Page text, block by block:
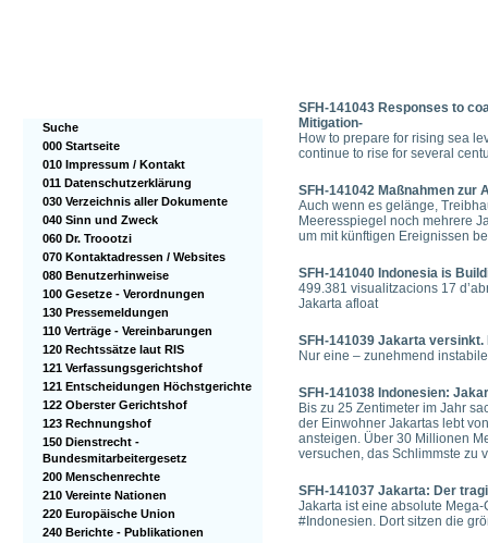
Suche
000 Startseite
010 Impressum / Kontakt
011 Datenschutzerklärung
030 Verzeichnis aller Dokumente
040 Sinn und Zweck
060 Dr. Troootzi
070 Kontaktadressen / Websites
080 Benutzerhinweise
100 Gesetze - Verordnungen
130 Pressemeldungen
110 Verträge - Vereinbarungen
120 Rechtssätze laut RIS
121 Verfassungsgerichtshof
121 Entscheidungen Höchstgerichte
122 Oberster Gerichtshof
123 Rechnungshof
150 Dienstrecht -
Bundesmitarbeitergesetz
200 Menschenrechte
210 Vereinte Nationen
220 Europäische Union
240 Berichte - Publikationen
SFH-141043 Responses to
Mitigation-
How to prepare for rising sea
continue to rise for several
SFH-141042 Maßnahmen zur
Auch wenn es gelänge,
Meeresspiegel noch mehrere
um mit künftigen Ereignissen
SFH-141040 Indonesia is
499.381 visualitzacions 17
Jakarta afloat
SFH-141039 Jakarta
Nur eine – zunehmend
SFH-141038 Indonesien:
Bis zu 25 Zentimeter im Jahr
der Einwohner Jakartas lebt
ansteigen. Über 30 Millionen
versuchen, das Schlimmste zu
SFH-141037 Jakarta: Der
Jakarta ist eine absolute
#Indonesien. Dort sitzen die